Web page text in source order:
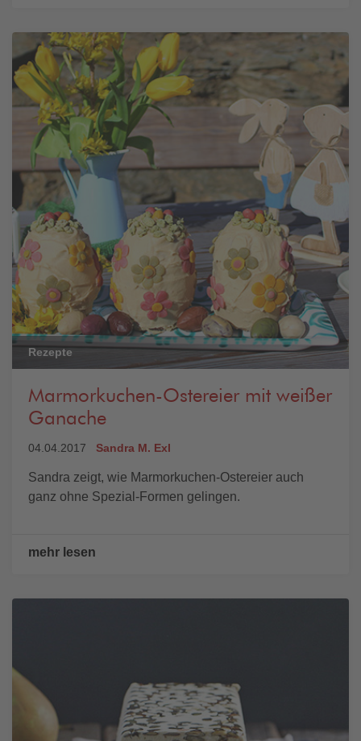
Rezepte
Marmorkuchen-Ostereier mit weißer
Ganache
04.04.2017 Sandra M. Exl
Sandra zeigt, wie Marmorkuchen-Ostereier auch
ganz ohne Spezial-Formen gelingen.
mehr lesen